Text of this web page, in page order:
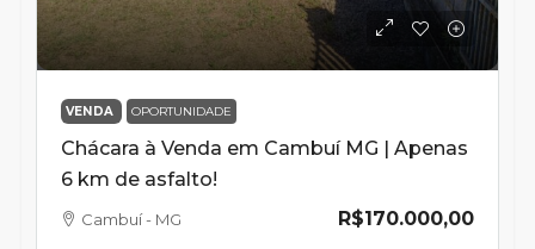
VENDA OPORTUNIDADE
Chácara à Venda em Cambuí MG | Apenas
6 km de asfalto!
R$170.000,00
Cambuí - MG